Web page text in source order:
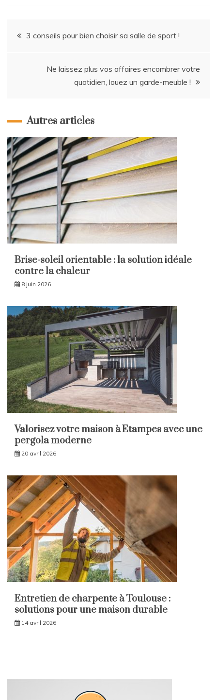
Navigation
3 conseils pour bien choisir sa salle de sport !
Ne laissez plus vos affaires encombrer votre
quotidien, louez un garde-meuble !
Autres articles
Brise-soleil orientable : la solution idéale
contre la chaleur
8 juin 2026
Valorisez votre maison à Etampes avec une
pergola moderne
20 avril 2026
Entretien de charpente à Toulouse :
solutions pour une maison durable
14 avril 2026